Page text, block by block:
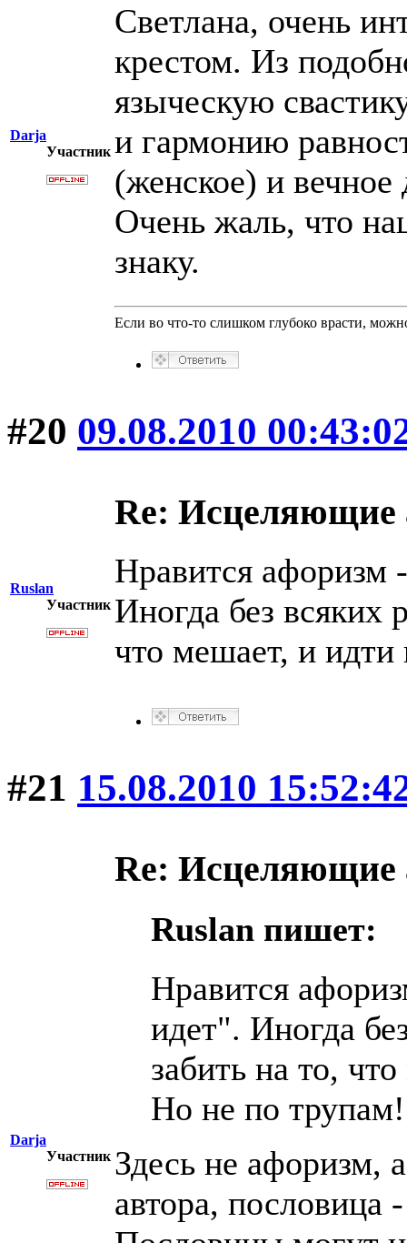
Darja
Участник
Светлана, очень
крестом. Из
языческую
и гармонию
(женское) и
Очень жаль, что
знаку.
Если во что-то слишком глубоко врасти,
#20 09.08.2010
Ruslan
Участник
Re: Исцеляющие
Нравится афоризм
Иногда без всяких
что мешает, и
#21 15.08.2010
Darja
Участник
Re: Исцеляющие
Ruslan пишет:
Нравится
идет". Иногда
забить на то,
Но не по трупам!
Здесь не афоризм,
автора, пословица